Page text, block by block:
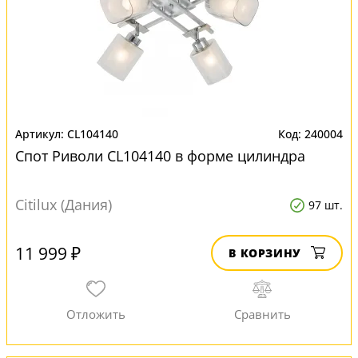
CL104140 240004
Спот Риволи CL104140 в форме цилиндра
Citilux (Дания) 97 шт.
11 999 ₽ В КОРЗИНУ